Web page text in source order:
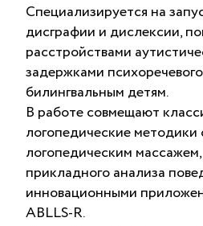
Специализируется на
дисграфии и дислексии,
расстройствами
задержками
билингвальным детям.
В работе совмещают
логопедические методики
логопедическим
прикладного анализа
инновационными
ABLLS-R.